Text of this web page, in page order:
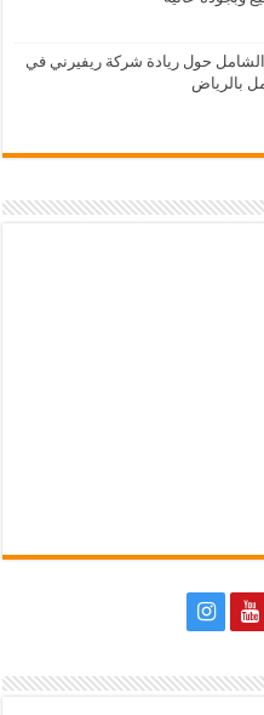
الشامل حول ريادة شركة ريفيرني في
بالرياض